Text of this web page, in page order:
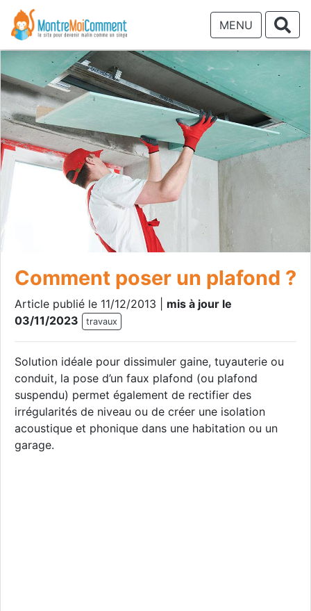
MENU
Comment poser un plafond ?
Article publié le 11/12/2013 | mis à jour le
03/11/2023
travaux
Solution idéale pour dissimuler gaine, tuyauterie ou
conduit, la pose d’un faux plafond (ou plafond
suspendu) permet également de rectifier des
irrégularités de niveau ou de créer une isolation
acoustique et phonique dans une habitation ou un
garage.